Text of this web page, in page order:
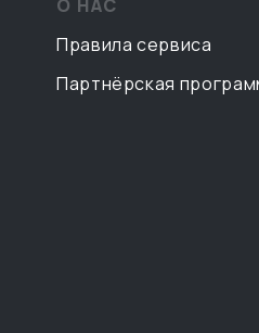
О НАС
Правила сервиса
Партнёрская